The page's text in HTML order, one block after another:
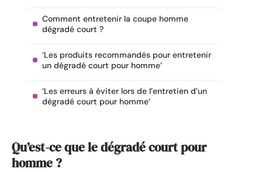
Comment entretenir la coupe homme
dégradé court ?
‘Les produits recommandés pour entretenir
un dégradé court pour homme’
‘Les erreurs à éviter lors de l’entretien d’un
dégradé court pour homme’
Qu’est-ce que le dégradé court pour
homme ?